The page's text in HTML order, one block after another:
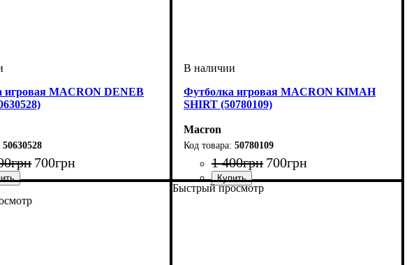
игровая MACRON DENEB
50630528
грн 700грн
Футболка игровая MACRON KIMAH
SHIRT (50780109)
Macron
50780109
1 400грн 700грн
Пол: Мужской
Производитель: Macron
Цвет: Белый
Быстрый просмотр